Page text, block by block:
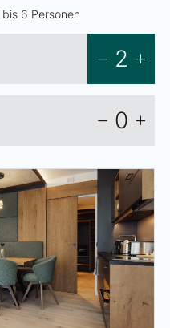
6 Personen
2
0